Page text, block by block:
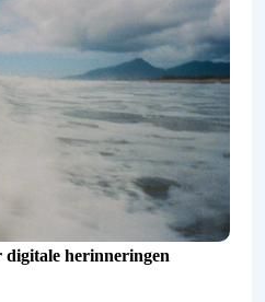
digitale herinneringen